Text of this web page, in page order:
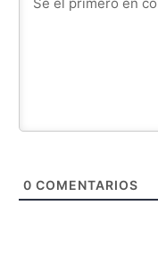
0 COMENTARIOS